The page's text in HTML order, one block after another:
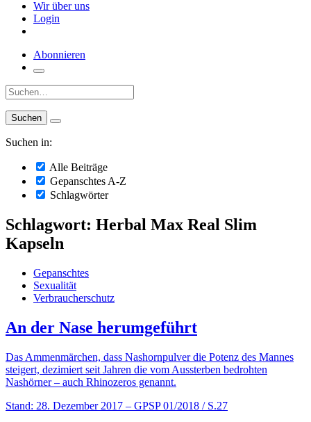
Wir über uns
Login
Abonnieren
Suche:
Suchen in:
Alle Beiträge
Gepanschtes A-Z
Schlagwörter
Schlagwort: Herbal Max Real Slim
Kapseln
Gepanschtes
Sexualität
Verbraucherschutz
An der Nase herumgeführt
Das Ammenmärchen, dass Nashornpulver die Potenz des Mannes
steigert, dezimiert seit Jahren die vom Aussterben bedrohten
Nashörner – auch Rhinozeros genannt.
Stand: 28. Dezember 2017 – GPSP 01/2018 / S.27